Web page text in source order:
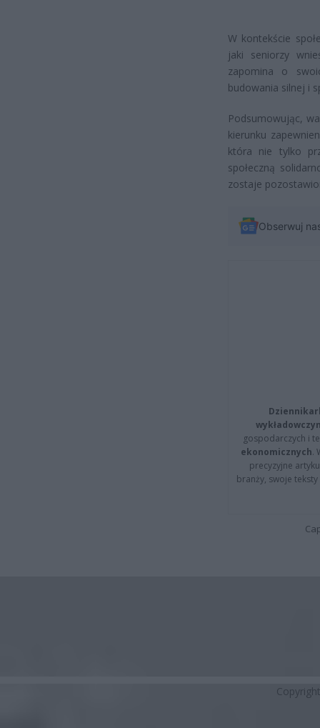
W kontekście
jaki seniorzy
zapomina o
budowania silnej i
Podsumowując,
kierunku
która nie tylko
społeczną
zostaje
Obserwuj
gospodarczych i
ekonomicznych.
precyzyjne
branży, swoje